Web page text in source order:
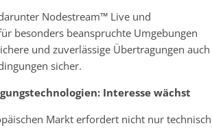
Nodestream™ Live und
besonders beanspruchte Umgebungen
und zuverlässige Übertragungen auch
sicher.
Interesse wächst
Markt erfordert nicht nur